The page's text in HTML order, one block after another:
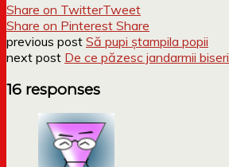
Share on TwitterTweet
Share on Pinterest Share
previous post Să pupi ștampila popii
next post De ce păzesc jandarmii
16 responses